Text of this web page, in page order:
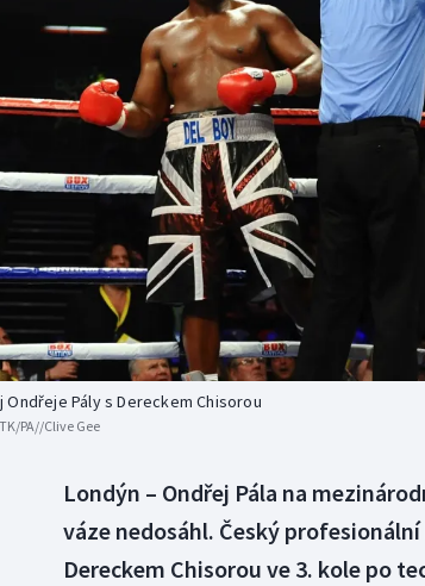
Curling
Dostihy
Florbal
Futsal
Golf
Gymnastika
Ondřeje Pály s Dereckem Chisorou
PA//Clive Gee
Londýn – Ondřej Pála na
váze nedosáhl. Český
Dereckem Chisorou ve 3. kole po